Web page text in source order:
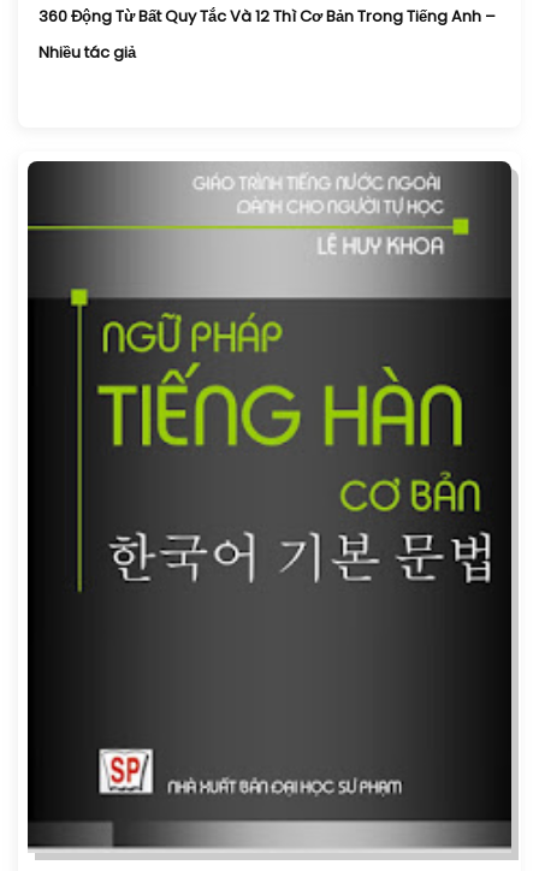
360 Động Từ Bất Quy Tắc Và 12 Thì Cơ Bản Trong Tiếng Anh –
Nhiều tác giả